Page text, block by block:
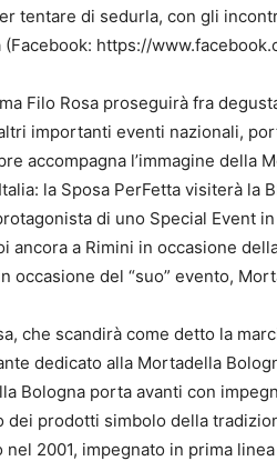
tentare di sedurla, con gli
https://
Filo Rosa proseguirà fra
importanti eventi nazionali,
accompagna l’immagine della
la Sposa PerFetta visiterà la
di uno Special Event
ancora a Rimini in occasione
occasione del “suo” evento,
che scandirà come detto la
dedicato alla Mortadella
Bologna porta avanti con
dei prodotti simbolo della
2001, impegnato in prima